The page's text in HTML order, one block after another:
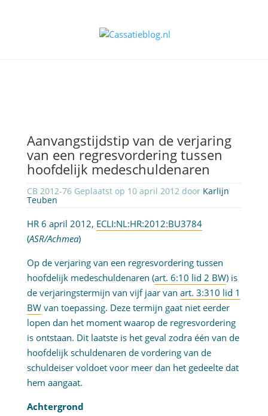
Aanvangstijdstip van de verjaring
van een regresvordering tussen
hoofdelijk medeschuldenaren
CB 2012-76 Geplaatst op 10 april 2012 door Karlijn
Teuben
HR 6 april 2012, ECLI:NL:HR:2012:BU3784
(ASR/Achmea)
Op de verjaring van een regresvordering tussen
hoofdelijk medeschuldenaren (art. 6:10 lid 2 BW) is
de verjaringstermijn van vijf jaar van art. 3:310 lid 1
BWvan toepassing. Deze termijn gaat niet eerder
lopen dan het moment waarop de regresvordering
is ontstaan. Dit laatste is het geval zodra één van de
hoofdelijk schuldenaren de vordering van de
schuldeiser voldoet voor meer dan het gedeelte dat
hem aangaat.
Achtergrond